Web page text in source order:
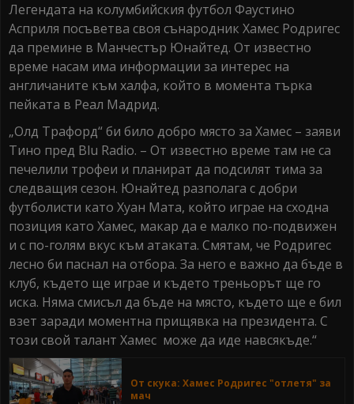
Легендата на колумбийския футбол Фаустино
Асприля посъветва своя сънародник Хамес Родригес
да премине в Манчестър Юнайтед. От известно
време насам има информации за интерес на
англичаните към халфа, който в момента търка
пейката в Реал Мадрид.
„Олд Трафорд“ би било добро място за Хамес – заяви
Тино пред Blu Radio. – От известно време там не са
печелили трофеи и планират да подсилят тима за
следващия сезон. Юнайтед разполага с добри
футболисти като Хуан Мата, който играе на сходна
позиция като Хамес, макар да е малко по-подвижен
и с по-голям вкус към атаката. Смятам, че Родригес
лесно би паснал на отбора. За него е важно да бъде в
клуб, където ще играе и където треньорът ще го
иска. Няма смисъл да бъде на място, където ще е бил
взет заради моментна прищявка на президента. С
този свой талант Хамес може да иде навсякъде.“
От скука: Хамес Родригес "отлетя" за
мач